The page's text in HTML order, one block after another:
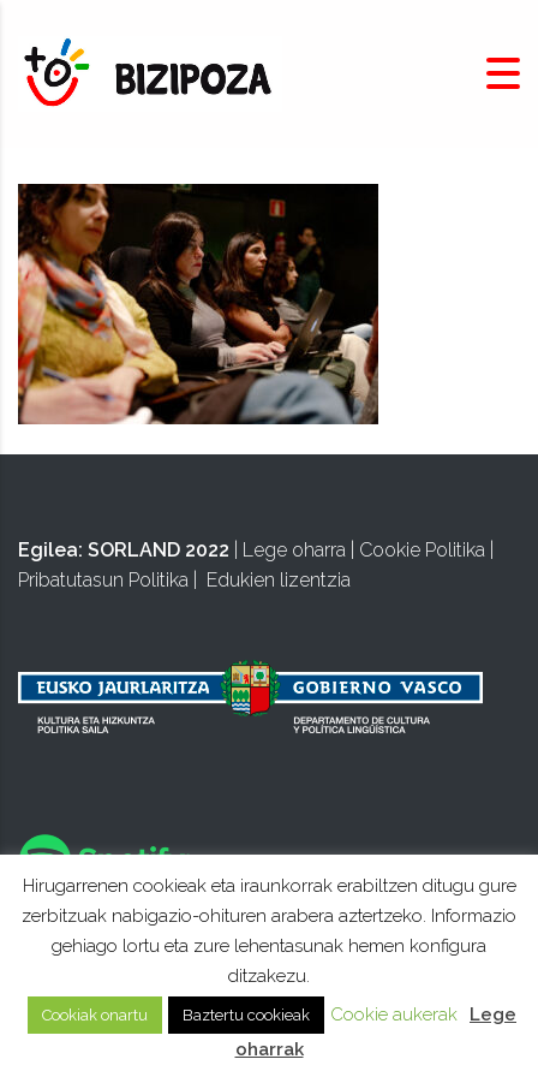
Egilea: SORLAND 2022 Lege oharra Cookie Politika
Pribatutasun Politika
Edukien lizentzia
Hirugarrenen cookieak eta iraunkorrak erabiltzen ditugu gure
zerbitzuak nabigazio-ohituren arabera aztertzeko. Informazio
gehiago lortu eta zure lehentasunak hemen konfigura
ditzakezu.
Cookiak onartu Baztertu cookieak Cookie aukerak
Lege
oharrak